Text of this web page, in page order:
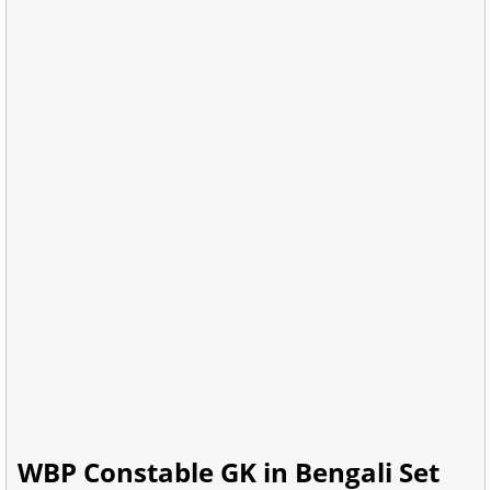
WBP Constable GK in Bengali Set